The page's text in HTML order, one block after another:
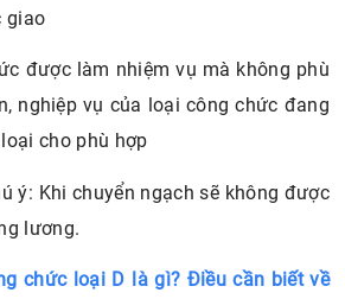
giao
được làm nhiệm vụ mà không phù
nghiệp vụ của loại công chức đang
cho phù hợp
ý: Khi chuyển ngạch sẽ không được
lương.
chức loại D là gì? Điều cần biết về